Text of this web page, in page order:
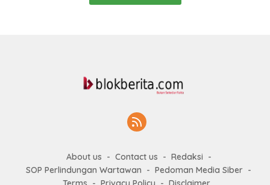
About us Contact us
Redaksi
SOP Perlindungan Wartawan
Pedoman Media Siber